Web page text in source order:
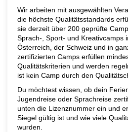
Wir arbeiten mit ausgewählten
die höchste Qualitätsstandards
sie derzeit über 200 geprüfte
Sprach-, Sport- und Kreativcamps
Österreich, der Schweiz und in
zertifizierten Camps erfüllen
Qualitätskriterien und werden
ist kein Camp durch den
Du möchtest wissen, ob dein
Jugendreise oder Sprachreise
unten die Lizenznummer ein und
Siegel gültig ist und wie viele
wurden.